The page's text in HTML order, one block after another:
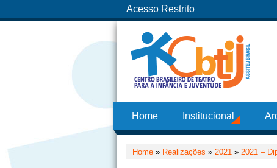
Acesso Restrito
Home Institucional
Home » Realizações » 2021 » 2021 –